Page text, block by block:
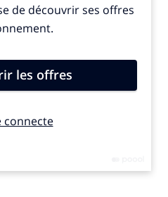
Et quand cette ironie
ultra-exposé, comme